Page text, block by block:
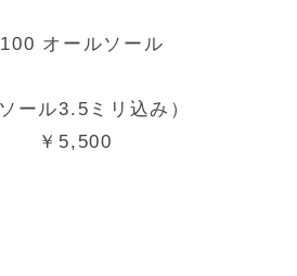
オールソール
ール3.5ミリ込み）
￥5,500